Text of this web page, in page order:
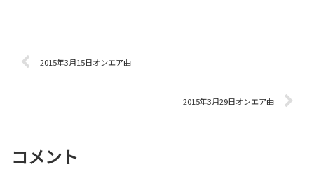
2015年3月15日オンエア曲
2015年3月29日オンエア曲
コメント